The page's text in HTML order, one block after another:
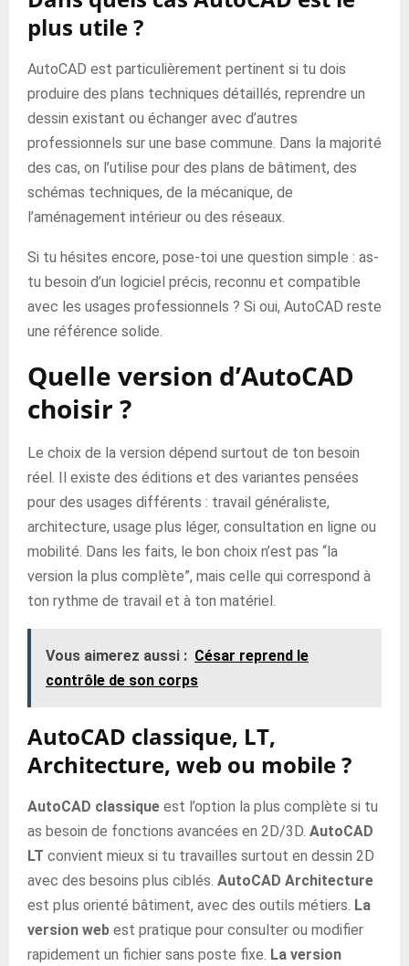
plus utile ?
AutoCAD est particulièrement pertinent si tu dois
produire des plans techniques détaillés, reprendre un
dessin existant ou échanger avec d’autres
professionnels sur une base commune. Dans la majorité
des cas, on l’utilise pour des plans de bâtiment, des
schémas techniques, de la mécanique, de
l’aménagement intérieur ou des réseaux.
Si tu hésites encore, pose-toi une question simple : as-
tu besoin d’un logiciel précis, reconnu et compatible
avec les usages professionnels ? Si oui, AutoCAD reste
une référence solide.
Quelle version d’AutoCAD
choisir ?
Le choix de la version dépend surtout de ton besoin
réel. Il existe des éditions et des variantes pensées
pour des usages différents : travail généraliste,
architecture, usage plus léger, consultation en ligne ou
mobilité. Dans les faits, le bon choix n’est pas “la
version la plus complète”, mais celle qui correspond à
ton rythme de travail et à ton matériel.
Vous aimerez aussi : César reprend le
contrôle de son corps
AutoCAD classique, LT,
Architecture, web ou mobile ?
AutoCAD classique est l’option la plus complète si tu
as besoin de fonctions avancées en 2D/3D. AutoCAD
LT convient mieux si tu travailles surtout en dessin 2D
avec des besoins plus ciblés. AutoCAD Architecture
est plus orienté bâtiment, avec des outils métiers. La
version web est pratique pour consulter ou modifier
rapidement un fichier sans poste fixe. La version